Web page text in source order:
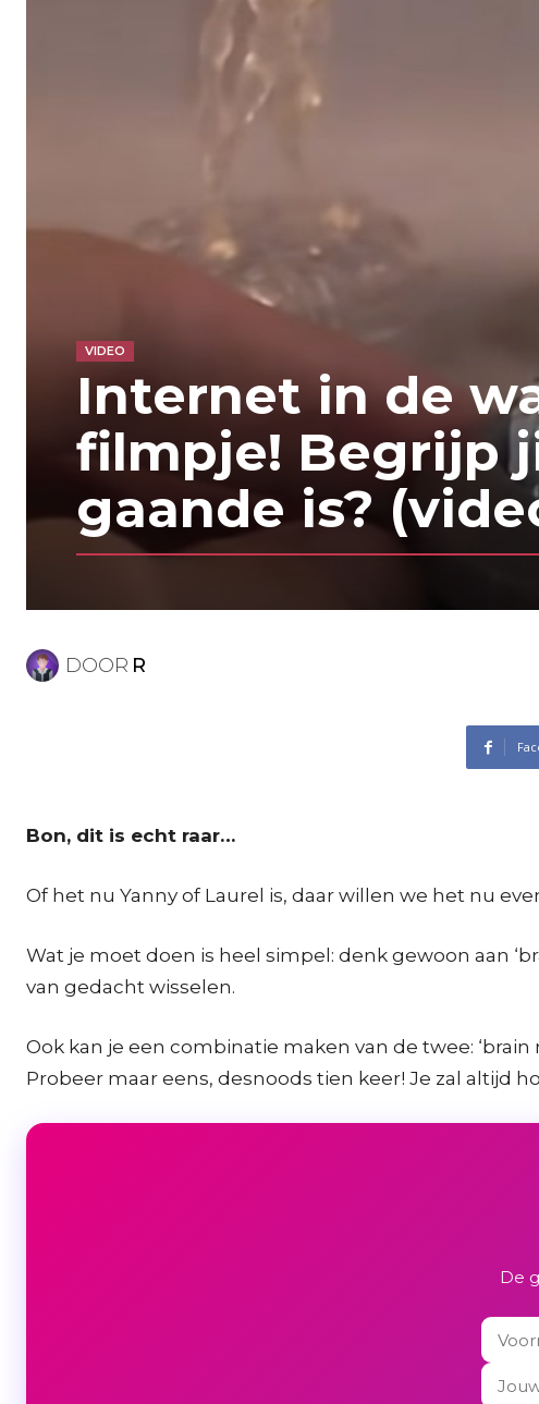
VIDEO
Internet in de
filmpje! Begrijp
gaande is?
DOOR R
Bon, dit is echt raar…
Of het nu Yanny of Laurel is, daar willen we het nu
Wat je moet doen is heel simpel: denk gewoon aan
van gedacht wisselen.
Ook kan je een combinatie maken van de twee:
Probeer maar eens, desnoods tien keer! Je zal altijd
De